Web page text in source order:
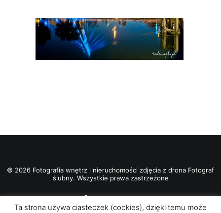
© 2026 Fotografia wnętrz i nieruchomości zdjęcia z drona Fotograf
ślubny. Wszystkie prawa zastrzeżone
Ta strona używa ciasteczek (cookies), dzięki temu może